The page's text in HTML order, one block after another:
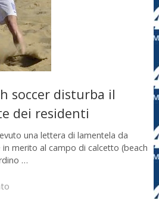
soccer disturba il
dei residenti
una lettera di lamentela da
merito al campo di calcetto (beach
…